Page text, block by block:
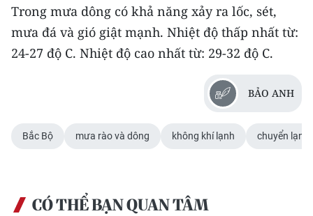
Trong mưa dông có khả năng xảy ra lốc, sét,
mưa đá và gió giật mạnh. Nhiệt độ thấp nhất từ:
24-27 độ C. Nhiệt độ cao nhất từ: 29-32 độ C.
BẢO ANH
Bắc Bộ mưa rào và dông không khí lạnh chuyển lạnh
CÓ THỂ BẠN QUAN TÂM